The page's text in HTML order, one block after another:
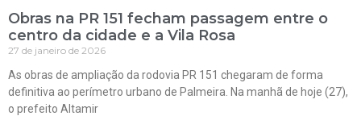
Obras na PR 151 fecham passagem entre o
centro da cidade e a Vila Rosa
27 de janeiro de 2026
As obras de ampliação da rodovia PR 151 chegaram de forma
definitiva ao perímetro urbano de Palmeira. Na manhã de hoje (27),
o prefeito Altamir